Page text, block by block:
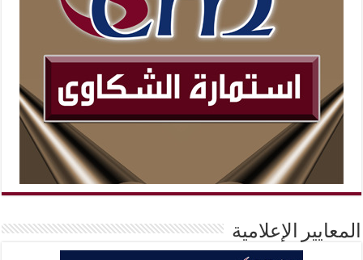
المعايير الإعلامية